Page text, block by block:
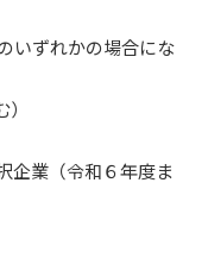
いずれかの場合にな
企業（令和６年度ま